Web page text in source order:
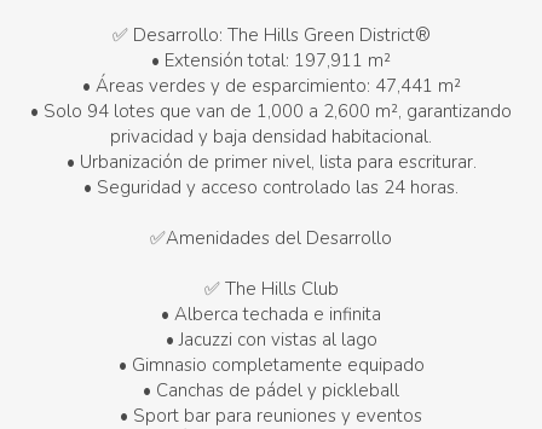
✅ Desarrollo: The Hills Green District®
• Extensión total: 197,911 m²
• Áreas verdes y de esparcimiento: 47,441 m²
• Solo 94 lotes que van de 1,000 a 2,600 m², garantizando
privacidad y baja densidad habitacional.
• Urbanización de primer nivel, lista para escriturar.
• Seguridad y acceso controlado las 24 horas.
✅Amenidades del Desarrollo
✅ The Hills Club
• Alberca techada e infinita
• Jacuzzi con vistas al lago
• Gimnasio completamente equipado
• Canchas de pádel y pickleball
• Sport bar para reuniones y eventos